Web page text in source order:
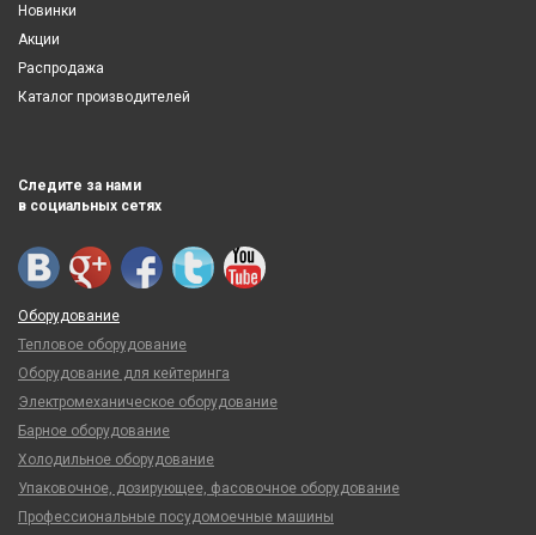
Новинки
Акции
Распродажа
Каталог производителей
Следите за нами
в социальных сетях
Оборудование
Тепловое оборудование
Оборудование для кейтеринга
Электромеханическое оборудование
Барное оборудование
Холодильное оборудование
Упаковочное, дозирующее, фасовочное оборудование
Профессиональные посудомоечные машины